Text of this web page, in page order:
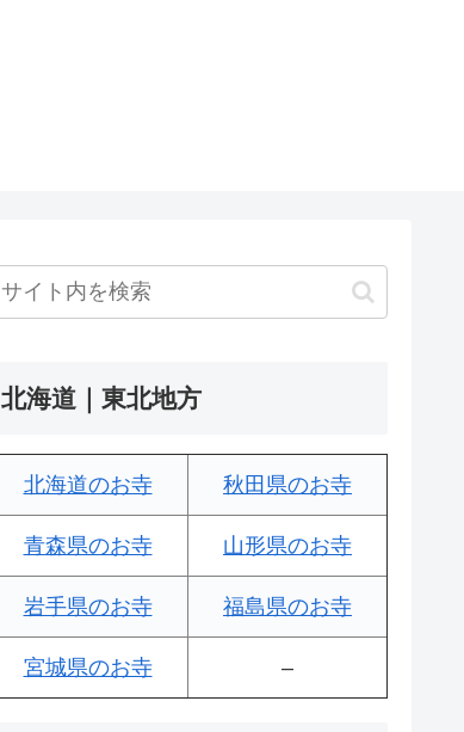
北海道｜東北地方
北海道のお寺 秋田県のお寺
青森県のお寺 山形県のお寺
岩手県のお寺 福島県のお寺
宮城県のお寺 –